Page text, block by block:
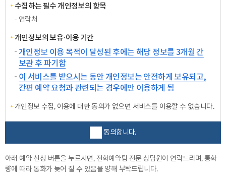
수집하는 필수 개인정보의 항목
연락처
개인정보의 보유·이용 기간
개인정보 이용 목적이 달성된 후에는 해당 정보를 3개월 간
보관 후 파기함
이 서비스를 받으시는 동안 개인정보는 안전하게 보유되고,
간편 예약 요청과 관련되는 경우에만 이용하게 됨
개인정보 수집, 이용에 대한 동의가 없으면 서비스를 이용할 수 없습니다.
동의합니다.
아래 예약 신청 버튼을 누르시면, 전화예약팀 전문 상담원이 연락드리며, 통화
량에 따라 통화가 늦어 질 수 있음을 양해 부탁드립니다.